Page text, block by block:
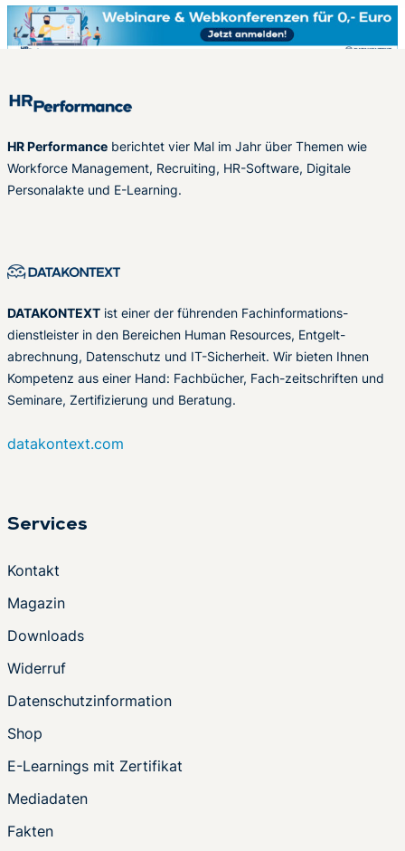
HR Performance berichtet vier Mal im Jahr über Themen wie
Workforce Management, Recruiting, HR-Software, Digitale
Personalakte und E-Learning.
DATAKONTEXT ist einer der führenden Fachinformations-
dienstleister in den Bereichen Human Resources, Entgelt-
abrechnung, Datenschutz und IT-Sicherheit. Wir bieten Ihnen
Kompetenz aus einer Hand: Fachbücher, Fach-zeitschriften und
Seminare, Zertifizierung und Beratung.
datakontext.com
Services
Kontakt
Magazin
Downloads
Widerruf
Datenschutzinformation
Shop
E-Learnings mit Zertifikat
Mediadaten
Fakten